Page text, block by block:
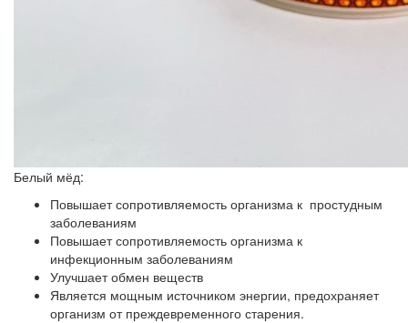
Белый мёд:
Повышает сопротивляемость организма к простудным
заболеваниям
Повышает сопротивляемость организма к
инфекционным заболеваниям
Улучшает обмен веществ
Является мощным источником энергии, предохраняет
организм от преждевременного старения.